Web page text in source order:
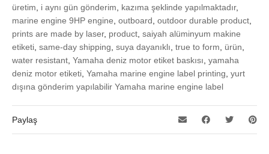
üretim
i aynı gün gönderim kazıma şeklinde yapılmaktadır,
marine engine 9HP engine outboard outdoor durable product
prints are made by laser, product saiyah alüminyum makine
etiketi same-day shipping suya dayanıklı true to form ürün
water resistant Yamaha deniz motor etiket baskısı yamaha
deniz motor etiketi Yamaha marine engine label printing yurt
dışına gönderim yapılabilir Yamaha marine engine label
Paylaş